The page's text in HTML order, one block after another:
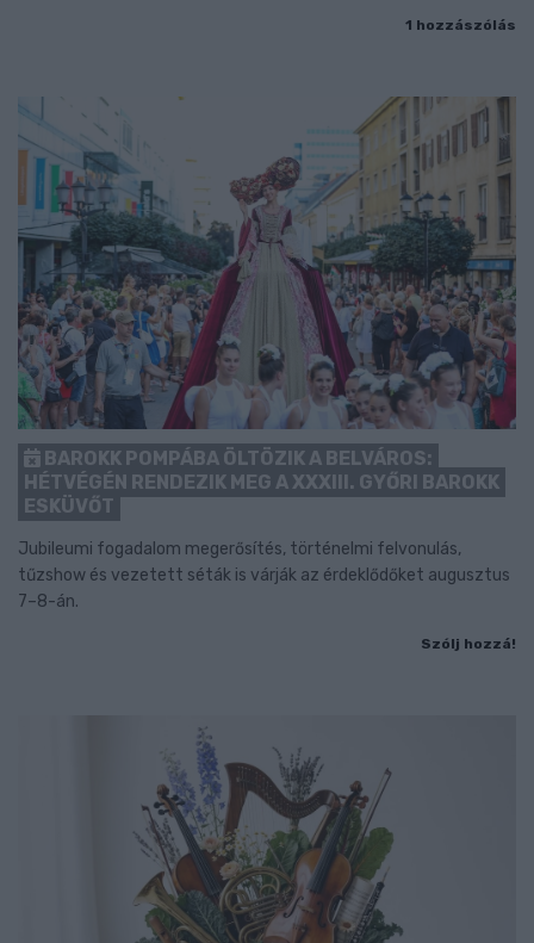
1 hozzászólás
BAROKK POMPÁBA ÖLTÖZIK A BELVÁROS:
HÉTVÉGÉN RENDEZIK MEG A XXXIII. GYŐRI BAROKK
ESKÜVŐT
Jubileumi fogadalom megerősítés, történelmi felvonulás,
tűzshow és vezetett séták is várják az érdeklődőket augusztus
7–8-án.
Szólj hozzá!